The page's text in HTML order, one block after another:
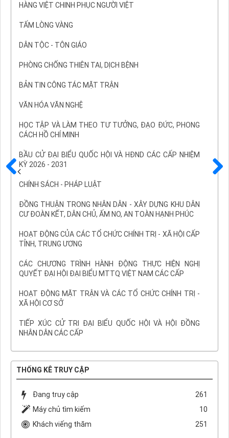
HÀNG VIỆT CHINH PHỤC NGƯỜI VIỆT
TẤM LÒNG VÀNG
DÂN TỘC - TÔN GIÁO
PHÒNG CHỐNG THIÊN TAI, DỊCH BỆNH
BẢN TIN CÔNG TÁC MẶT TRẬN
VĂN HÓA VĂN NGHỆ
HỌC TẬP VÀ LÀM THEO TƯ TƯỞNG, ĐẠO ĐỨC, PHONG
CÁCH HỒ CHÍ MINH
BẦU CỬ ĐẠI BIỂU QUỐC HỘI VÀ HĐND CÁC CẤP NHIỆM
KỲ 2026 - 2031
CHÍNH SÁCH - PHÁP LUẬT
ĐỒNG THUẬN TRONG NHÂN DÂN - XÂY DỰNG KHU DÂN
CƯ ĐOÀN KẾT, DÂN CHỦ, ẤM NO, AN TOÀN HẠNH PHÚC
HOẠT ĐỘNG CỦA CÁC TỔ CHỨC CHÍNH TRỊ - XÃ HỘI CẤP
TỈNH, TRUNG ƯƠNG
CÁC CHƯƠNG TRÌNH HÀNH ĐỘNG THỰC HIỆN NGHỊ
QUYẾT ĐẠI HỘI ĐẠI BIỂU MTTQ VIỆT NAM CÁC CẤP
HOẠT ĐỘNG MẶT TRẬN VÀ CÁC TỔ CHỨC CHÍNH TRỊ -
XÃ HỘI CƠ SỞ
TIẾP XÚC CỬ TRI ĐẠI BIỂU QUỐC HỘI VÀ HỘI ĐỒNG
NHÂN DÂN CÁC CẤP
THỐNG KÊ TRUY CẬP
Đang truy cập
261
Máy chủ tìm kiếm
10
Khách viếng thăm
251
Trước